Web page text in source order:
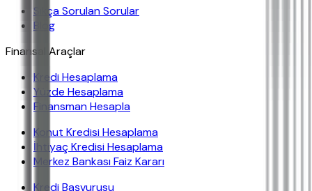
Sıkça Sorulan Sorular
Blog
Finansal Araçlar
Kredi Hesaplama
Yüzde Hesaplama
Finansman Hesapla
Konut Kredisi Hesaplama
İhtiyaç Kredisi Hesaplama
Merkez Bankası Faiz Kararı
Kredi Başvurusu